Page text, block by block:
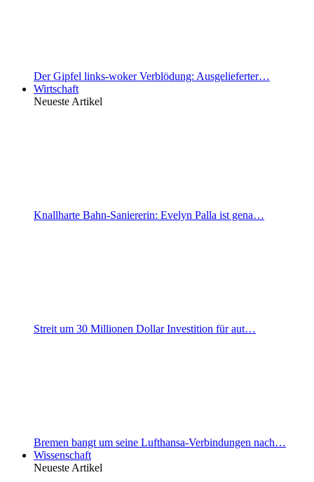
Der Gipfel links-woker Verblödung: Ausgelieferter…
Wirtschaft
Neueste Artikel
Knallharte Bahn-Saniererin: Evelyn Palla ist gena…
Streit um 30 Millionen Dollar Investition für aut…
Bremen bangt um seine Lufthansa-Verbindungen nach…
Wissenschaft
Neueste Artikel